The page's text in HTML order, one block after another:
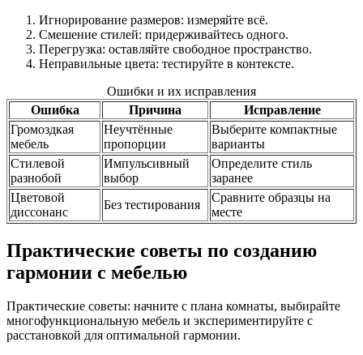
Игнорирование размеров: измеряйте всё.
Смешение стилей: придерживайтесь одного.
Перегрузка: оставляйте свободное пространство.
Неправильные цвета: тестируйте в контексте.
Ошибки и их исправления
Ошибка
Причина
Исправление
Громоздкая
мебель
Неучтённые
пропорции
Выберите компактные
варианты
Стилевой
разнобой
Импульсивный
выбор
Определите стиль
заранее
Цветовой
диссонанс
Без тестирования
Сравните образцы на
месте
Практические советы по созданию
гармонии с мебелью
Практические советы: начните с плана комнаты, выбирайте
многофункциональную мебель и экспериментируйте с
расстановкой для оптимальной гармонии.